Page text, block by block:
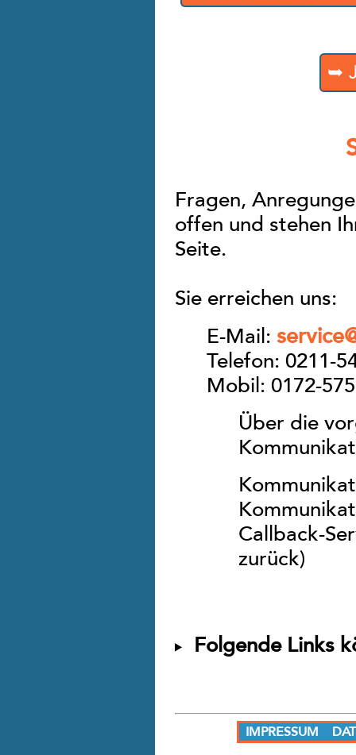
➥
Fragen,
offen und stehen
Seite.
Sie erreichen uns:
E-Mail:
Telefon: 0211-
Mobil: 0172-
Über die
Callback-
zurück)
Folgende Links
IMPRESSUM